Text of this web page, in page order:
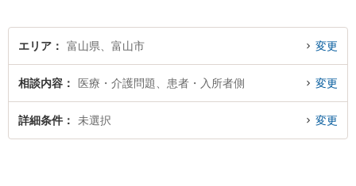
エリア 富山県、富山市 変更
相談内容 医療・介護問題、患者・入所者側 変更
詳細条件 未選択 変更